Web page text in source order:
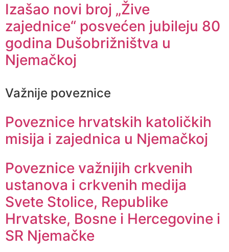
Izašao novi broj „Žive
zajednice“ posvećen jubileju 80
godina Dušobrižništva u
Njemačkoj
Važnije poveznice
Poveznice hrvatskih katoličkih
misija i zajednica u Njemačkoj
Poveznice važnijih crkvenih
ustanova i crkvenih medija
Svete Stolice, Republike
Hrvatske, Bosne i Hercegovine i
SR Njemačke